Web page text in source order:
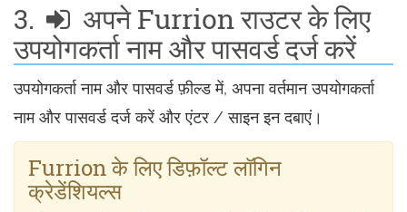
3.
अपने Furrion राउटर के लिए
उपयोगकर्ता नाम और पासवर्ड दर्ज करें
उपयोगकर्ता नाम और पासवर्ड फ़ील्ड में, अपना वर्तमान उपयोगकर्ता
नाम और पासवर्ड दर्ज करें और एंटर / साइन इन दबाएं।
Furrion के लिए डिफ़ॉल्ट लॉगिन
क्रेडेंशियल्स